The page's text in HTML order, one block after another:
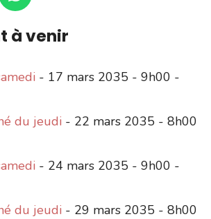
à venir
- 17 mars 2035 - 9h00 -
du jeudi - 22 mars 2035 - 8h00
- 24 mars 2035 - 9h00 -
du jeudi - 29 mars 2035 - 8h00